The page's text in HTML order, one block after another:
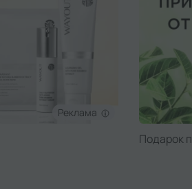
Реклама
Подарок